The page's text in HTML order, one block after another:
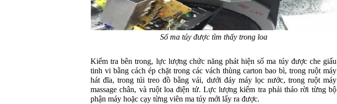
Số ma túy được tìm thấy trong loa
Kiểm tra bên trong, lực lượng chức năng phát hiện số ma túy được che giấu
tinh vi bằng cách ép chặt trong các vách thùng carton bao bì, trong ruột máy
hát đĩa, trong túi treo đồ bằng vải, dưới đáy máy lọc nước, trong ruột máy
massage chân, và ruột loa điện tử. Lực lượng kiểm tra phải tháo rời từng bộ
phận máy hoặc cạy từng viên ma túy mới lấy ra được.